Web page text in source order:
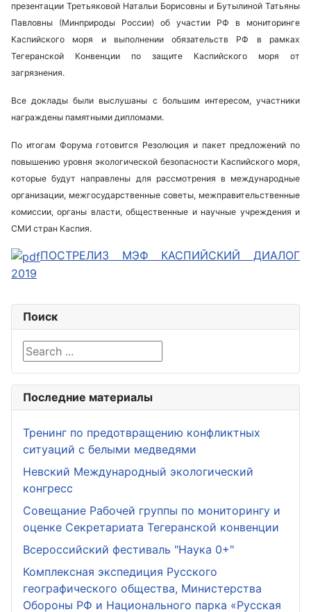
презентации Третьяковой Натальи Борисовны и Бутылиной Татьяны
Павловны (Минприроды России) об участии РФ в мониторинге
Каспийского моря и выполнении обязательств РФ в рамках
Тегеранской Конвенции по защите Каспийского моря от
загрязнения.
Все доклады были выслушаны с большим интересом, участники
награждены памятными дипломами.
По итогам Форума готовится Резолюция и пакет предложений по
повышению уровня экологической безопасности Каспийского моря,
которые будут направлены для рассмотрения в международные
организации, межгосударственные советы, межправительственные
комиссии, органы власти, общественные и научные учреждения и
СМИ стран Каспия.
ПОСТРЕЛИЗ МЭФ КАСПИЙСКИЙ ДИАЛОГ
2019
Поиск
Search ...
Последние материалы
Тренинг по предотвращению конфликтных
ситуаций с белыми медведями
Невский Международный экологический
конгресс
Совещание Рабочей группы по мониторингу и
оценке Секретариата Тегеранской конвенции
Всероссийский фестиваль "Наука 0+"
Комплексная экспедиция Русского
географического общества, Министерства
Обороны РФ и Национального парка «Русская